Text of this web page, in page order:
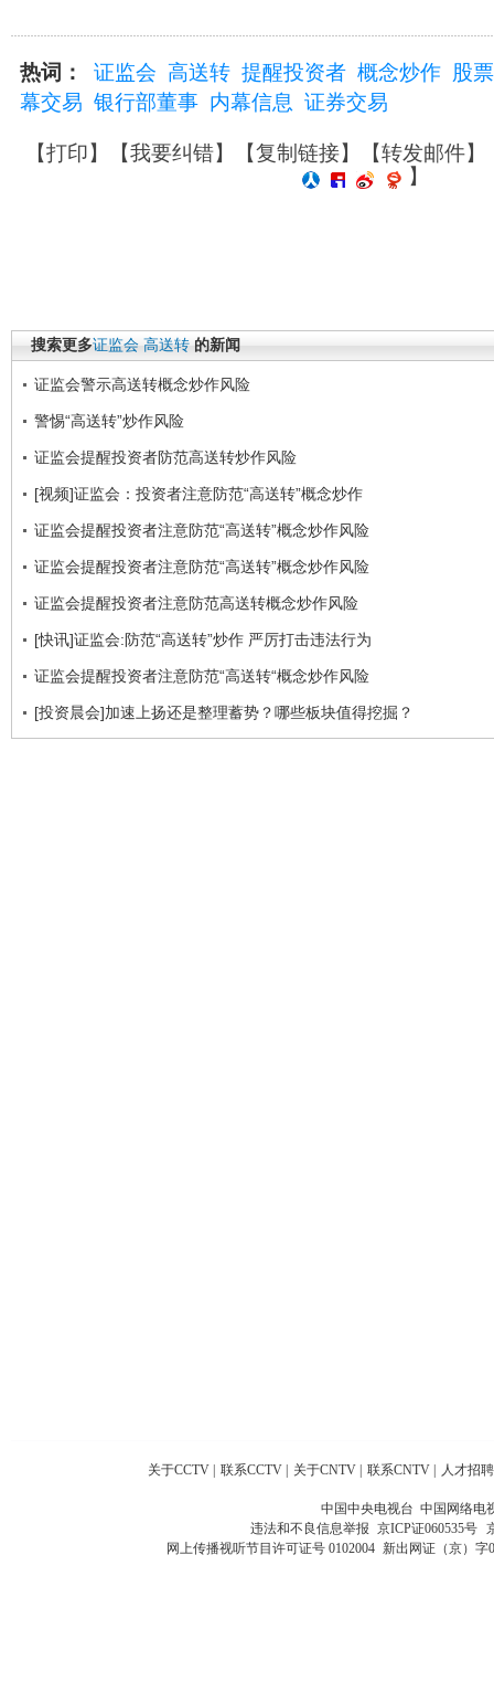
热词： 证监会 高送转 提醒投资者 概念炒作 股票
幕交易 银行部董事 内幕信息 证券交易
【打印】【我要纠错】【复制链接】【转发邮件】
】
搜索更多证监会 高送转 的新闻
证监会警示高送转概念炒作风险
警惕“高送转”炒作风险
证监会提醒投资者防范高送转炒作风险
[视频]证监会：投资者注意防范“高送转”概念炒作
证监会提醒投资者注意防范“高送转”概念炒作风险
证监会提醒投资者注意防范“高送转”概念炒作风险
证监会提醒投资者注意防范高送转概念炒作风险
[快讯]证监会:防范“高送转”炒作 严厉打击违法行为
证监会提醒投资者注意防范“高送转“概念炒作风险
[投资晨会]加速上扬还是整理蓄势？哪些板块值得挖掘？
关于CCTV 联系CCTV 关于CNTV 联系CNTV 人才招聘
中国中央电视台 中国网络电
违法和不良信息举报 京ICP证060535号
网上传播视听节目许可证号 0102004 新出网证（京）